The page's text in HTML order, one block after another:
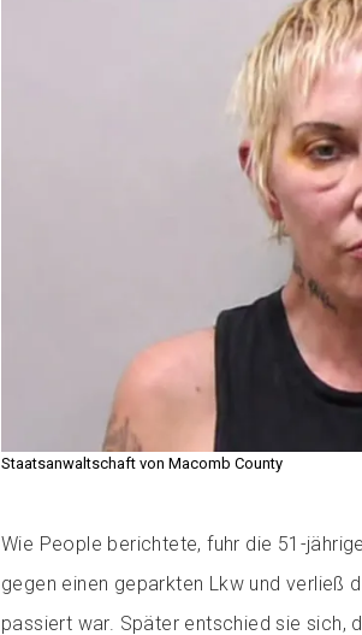
Staatsanwaltschaft von Macomb County
Wie People berichtete, fuhr die 51-
gegen einen geparkten Lkw und verließ
passiert war. Später entschied sie sich,